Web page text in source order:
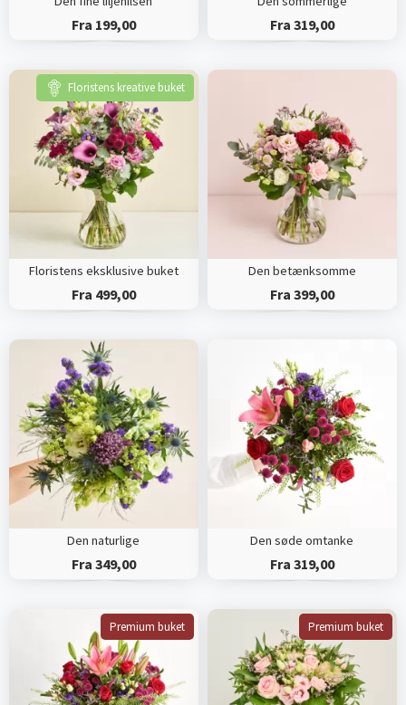
Fra 199,00 Fra 319,00
Floristens kreative buket
Floristens eksklusive buket
Fra 499,00
Den betænksomme
Fra 399,00
Den naturlige
Fra 349,00
Den søde omtanke
Fra 319,00
Premium buket Premium buket